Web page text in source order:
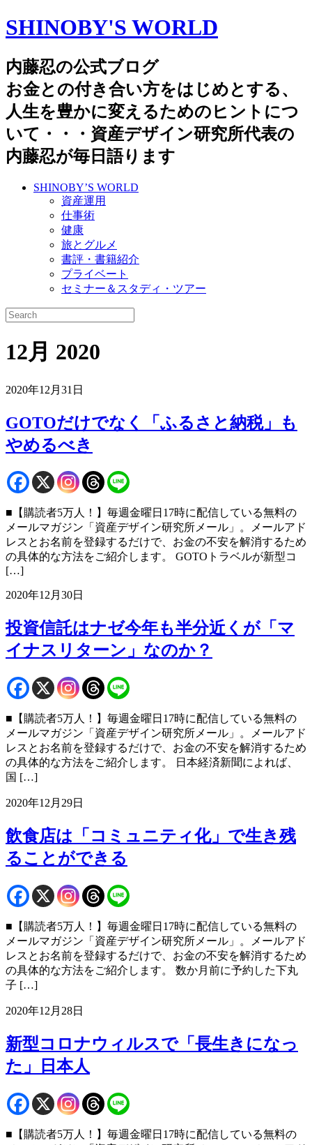
SHINOBY'S WORLD
内藤忍の公式ブログ
お金との付き合い方をはじめとする、
人生を豊かに変えるためのヒントにつ
いて・・・資産デザイン研究所代表の
内藤忍が毎日語ります
SHINOBY’S WORLD
資産運用
仕事術
健康
旅とグルメ
書評・書籍紹介
プライベート
セミナー＆スタディ・ツアー
12月 2020
2020年12月31日
GOTOだけでなく「ふるさと納税」も
やめるべき
■【購読者5万人！】毎週金曜日17時に配信している無料の
メールマガジン「資産デザイン研究所メール」。メールアド
レスとお名前を登録するだけで、お金の不安を解消するため
の具体的な方法をご紹介します。 GOTOトラベルが新型コ
[…]
2020年12月30日
投資信託はナゼ今年も半分近くが「マ
イナスリターン」なのか？
■【購読者5万人！】毎週金曜日17時に配信している無料の
メールマガジン「資産デザイン研究所メール」。メールアド
レスとお名前を登録するだけで、お金の不安を解消するため
の具体的な方法をご紹介します。 日本経済新聞によれば、
国 […]
2020年12月29日
飲食店は「コミュニティ化」で生き残
ることができる
■【購読者5万人！】毎週金曜日17時に配信している無料の
メールマガジン「資産デザイン研究所メール」。メールアド
レスとお名前を登録するだけで、お金の不安を解消するため
の具体的な方法をご紹介します。 数か月前に予約した下丸
子 […]
2020年12月28日
新型コロナウィルスで「長生きになっ
た」日本人
■【購読者5万人！】毎週金曜日17時に配信している無料の